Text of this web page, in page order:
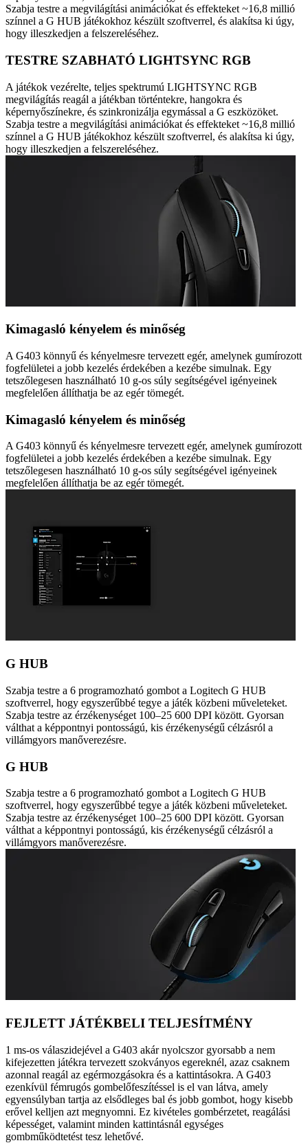
Szabja testre a megvilágítási animációkat és effekteket ~16,8 millió
színnel a G HUB játékokhoz készült szoftverrel, és alakítsa ki úgy,
hogy illeszkedjen a felszereléséhez.
TESTRE SZABHATÓ LIGHTSYNC RGB
A játékok vezérelte, teljes spektrumú LIGHTSYNC RGB
megvilágítás reagál a játékban történtekre, hangokra és
képernyőszínekre, és szinkronizálja egymással a G eszközöket.
Szabja testre a megvilágítási animációkat és effekteket ~16,8 millió
színnel a G HUB játékokhoz készült szoftverrel, és alakítsa ki úgy,
hogy illeszkedjen a felszereléséhez.
Kimagasló kényelem és minőség
A G403 könnyű és kényelmesre tervezett egér, amelynek gumírozott
fogfelületei a jobb kezelés érdekében a kezébe simulnak. Egy
tetszőlegesen használható 10 g-os súly segítségével igényeinek
megfelelően állíthatja be az egér tömegét.
Kimagasló kényelem és minőség
A G403 könnyű és kényelmesre tervezett egér, amelynek gumírozott
fogfelületei a jobb kezelés érdekében a kezébe simulnak. Egy
tetszőlegesen használható 10 g-os súly segítségével igényeinek
megfelelően állíthatja be az egér tömegét.
G HUB
Szabja testre a 6 programozható gombot a Logitech G HUB
szoftverrel, hogy egyszerűbbé tegye a játék közbeni műveleteket.
Szabja testre az érzékenységet 100–25 600 DPI között. Gyorsan
válthat a képpontnyi pontosságú, kis érzékenységű célzásról a
villámgyors manőverezésre.
G HUB
Szabja testre a 6 programozható gombot a Logitech G HUB
szoftverrel, hogy egyszerűbbé tegye a játék közbeni műveleteket.
Szabja testre az érzékenységet 100–25 600 DPI között. Gyorsan
válthat a képpontnyi pontosságú, kis érzékenységű célzásról a
villámgyors manőverezésre.
FEJLETT JÁTÉKBELI TELJESÍTMÉNY
1 ms-os válaszidejével a G403 akár nyolcszor gyorsabb a nem
kifejezetten játékra tervezett szokványos egereknél, azaz csaknem
azonnal reagál az egérmozgásokra és a kattintásokra. A G403
ezenkívül fémrugós gombelőfeszítéssel is el van látva, amely
egyensúlyban tartja az elsődleges bal és jobb gombot, hogy kisebb
erővel kelljen azt megnyomni. Ez kivételes gombérzetet, reagálási
képességet, valamint minden kattintásnál egységes
gombműködtetést tesz lehetővé.